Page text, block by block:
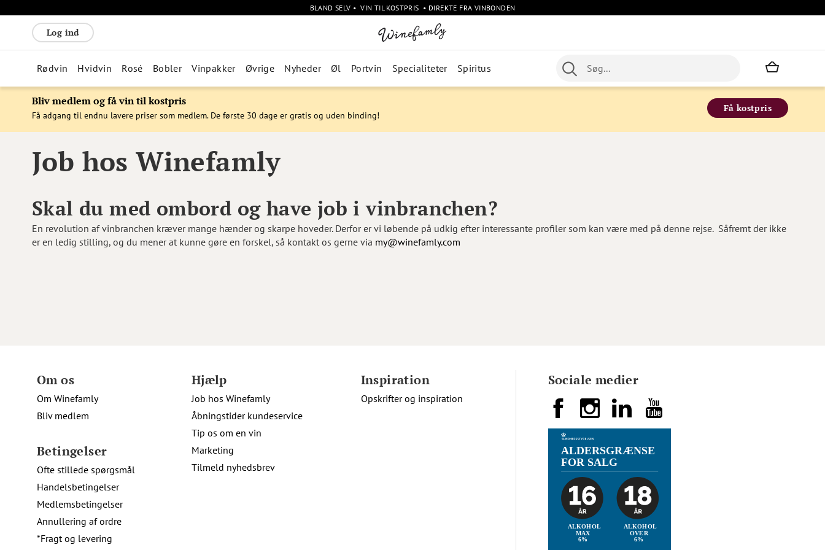
BLAND SELV • VIN TIL KOSTPRIS • DIREKTE FRA VINBONDEN
Log ind
Rødvin Hvidvin Rosé Bobler Vinpakker Øvrige Nyheder Øl Portvin Specialiteter Spiritus
Bliv medlem og få vin til kostpris
Få adgang til endnu lavere priser som medlem. De første 30 dage er gratis og uden binding!
Få kostpris
Job hos Winefamly
Skal du med ombord og have job i vinbranchen?
En revolution af vinbranchen kræver mange hænder og skarpe hoveder. Derfor er vi løbende på udkig efter interessante profiler som kan være med på denne rejse. Såfremt der ikke
er en ledig stilling, og du mener at kunne gøre en forskel, så kontakt os gerne via my@winefamly.com
Om os
Om Winefamly
Bliv medlem
Betingelser
Ofte stillede spørgsmål
Handelsbetingelser
Medlemsbetingelser
Annullering af ordre
*Fragt og levering
Hjælp
Job hos Winefamly
Åbningstider kundeservice
Tip os om en vin
Marketing
Tilmeld nyhedsbrev
Inspiration
Opskrifter og inspiration
Sociale medier